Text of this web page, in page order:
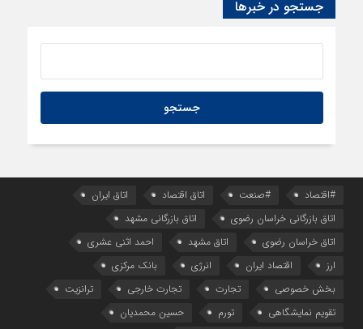
جستجو در خبرها
#اقتصاد #صنعت اتاق اقتصاد
اتاق ایران
اتاق بازرگانی خراسان رضوی
اتاق بازرگانی مشهد
اتاق خراسان رضوی
اتاق مشهد
احمد اثنی عشری
ارز
اقتصاد ایران انرژی
بانک مرکزی
بخش خصوصی
تجارت تجارت خارجی
ترانزیت
تقویم نمایشگاهی
تورم
حسین محمدیان